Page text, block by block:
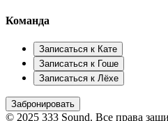
Команда
Записаться к Кате
Записаться к Гоше
Записаться к Лёхе
Забронировать
© 2025 333 Sound. Все права